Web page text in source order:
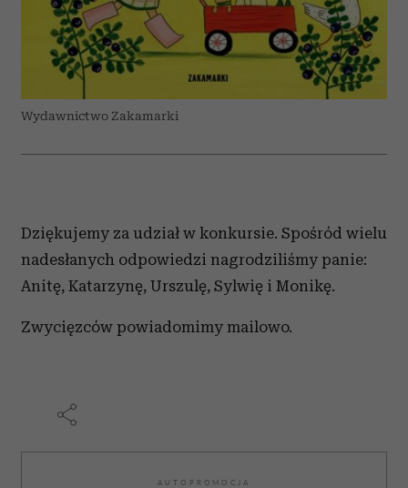
Wydawnictwo Zakamarki
Dziękujemy za udział w konkursie. Spośród wielu
nadesłanych odpowiedzi nagrodziliśmy panie:
Anitę, Katarzynę, Urszulę, Sylwię i Monikę.
Zwycięzców powiadomimy mailowo.
AUTOPROMOCJA